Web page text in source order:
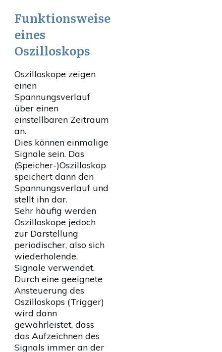
Funktionsweise
eines
Oszilloskops
Oszilloskope zeigen
einen
Spannungsverlauf
über einen
einstellbaren Zeitraum
an.
Dies können einmalige
Signale sein. Das
(Speicher-)Oszilloskop
speichert dann den
Spannungsverlauf und
stellt ihn dar.
Sehr häufig werden
Oszilloskope jedoch
zur Darstellung
periodischer, also sich
wiederholende,
Signale verwendet.
Durch eine geeignete
Ansteuerung des
Oszilloskops (Trigger)
wird dann
gewährleistet, dass
das Aufzeichnen des
Signals immer an der